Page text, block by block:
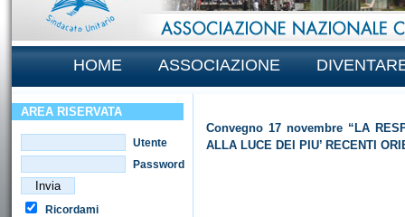
HOME ASSOCIAZIONE
AREA RISERVATA
Utente
Password
Ricordami
Convegno 17 novembre “LA
ALLA LUCE DEI PIU’ RECENTI